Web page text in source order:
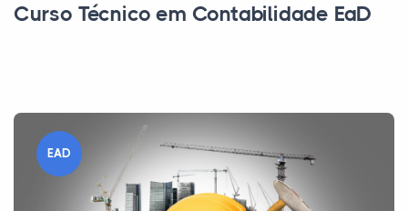
Curso Técnico em Contabilidade EaD
EAD